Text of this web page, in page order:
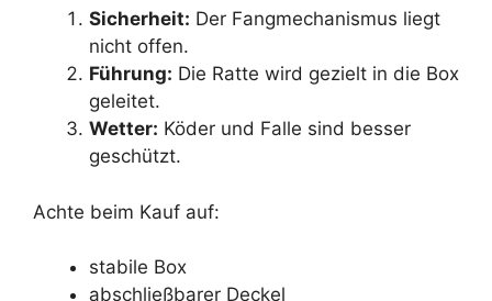
Sicherheit: Der Fangmechanismus liegt
nicht offen.
Führung: Die Ratte wird gezielt in die Box
geleitet.
Wetter: Köder und Falle sind besser
geschützt.
Achte beim Kauf auf:
stabile Box
abschließbarer Deckel